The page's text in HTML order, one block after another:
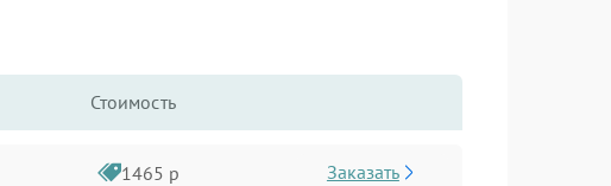
Стоимость
1465 р Заказать